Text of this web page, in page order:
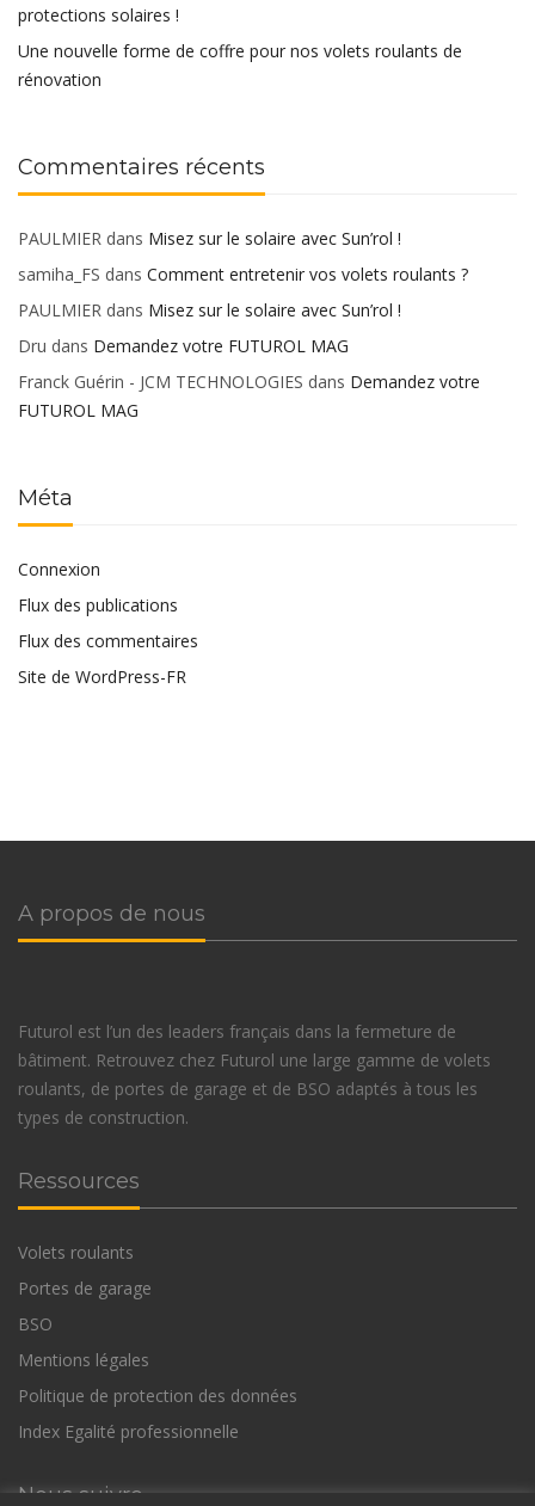
protections solaires !
Une nouvelle forme de coffre pour nos volets roulants de
rénovation
Commentaires récents
PAULMIER dans Misez sur le solaire avec Sun’rol !
samiha_FS dans Comment entretenir vos volets roulants ?
PAULMIER dans Misez sur le solaire avec Sun’rol !
Dru dans Demandez votre FUTUROL MAG
Franck Guérin - JCM TECHNOLOGIES dans Demandez votre
FUTUROL MAG
Méta
Connexion
Flux des publications
Flux des commentaires
Site de WordPress-FR
A propos de nous
Futurol est l’un des leaders français dans la fermeture de
bâtiment. Retrouvez chez Futurol une large gamme de volets
roulants, de portes de garage et de BSO adaptés à tous les
types de construction.
Ressources
Volets roulants
Portes de garage
BSO
Mentions légales
Politique de protection des données
Index Egalité professionnelle
Nous suivre